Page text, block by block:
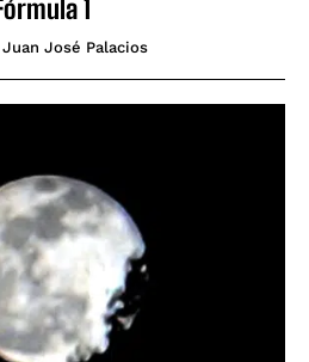
1
Juan José Palacios